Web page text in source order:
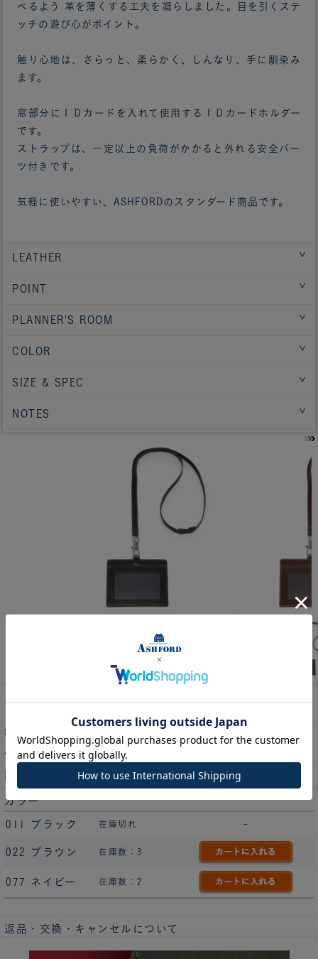
べるよう 革を薄くする工夫を凝らしました。目を引くステ
ッチの遊び心がポイント。
触り心地は、さらっと、柔らかく、しんなり、手に馴染み
ます。
窓部分にＩＤカードを入れて使用するＩＤカードホルダー
です。
ストラップは、一定以上の負荷がかかると外れる安全パー
ツ付きです。
気軽に使いやすい、ASHFORDのスタンダード商品です。
LEATHER
POINT
PLANNER'S ROOM
COLOR
SIZE & SPEC
NOTES
ディープ IDカードホルダー[8774]
8774
4,700円(消費税込:5,170円)
[47ポイント進呈 ]
カラー
011 ブラック 在庫切れ -
022 ブラウン 在庫数：3
077 ネイビー 在庫数：2
返品・交換・キャンセルについて